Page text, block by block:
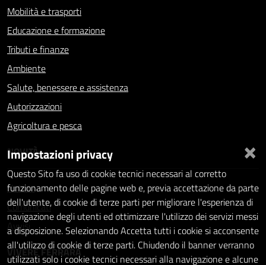
Mobilità e trasporti
Educazione e formazione
Tributi e finanze
Ambiente
Salute, benessere e assistenza
Autorizzazioni
Agricoltura e pesca
NOVITÀ
Notizie
Comunicati
Avvisi
VIVERE FERRARA
×
Impostazioni privacy
Questo Sito fa uso di cookie tecnici necessari al corretto
funzionamento delle pagine web e, previa accettazione da parte
dell'utente, di cookie di terze parti per migliorare l'esperienza di
navigazione degli utenti ed ottimizzare l'utilizzo dei servizi messi
a disposizione. Selezionando Accetta tutti i cookie si acconsente
all'utilizzo di cookie di terze parti. Chiudendo il banner verranno
utilizzati solo i cookie tecnici necessari alla navigazione e alcune